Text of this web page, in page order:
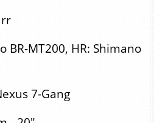
BR-MT200, HR: Shimano
7-Gang